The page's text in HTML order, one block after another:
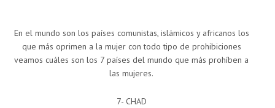
En el mundo son los países comunistas, islámicos y africanos los
que más oprimen a la mujer con todo tipo de prohibiciones
veamos cuáles son los 7 países del mundo que más prohíben a
las mujeres.
7- CHAD